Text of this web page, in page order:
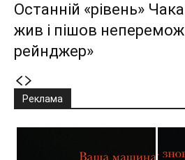
Останній «рівень»
жив і пішов
рейнджер»
Реклама